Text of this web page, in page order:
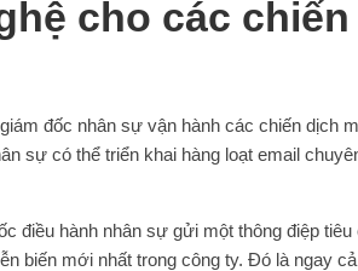
cho các
đốc nhân sự vận hành các chiến dịch
sự có thể triển khai hàng loạt email
điều hành nhân sự gửi một thông điệp
biến mới nhất trong công ty. Đó là ngay